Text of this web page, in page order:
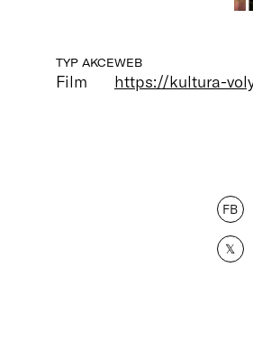
TYP AKCE
Film
WEB
https://kultura-
FB
𝕏